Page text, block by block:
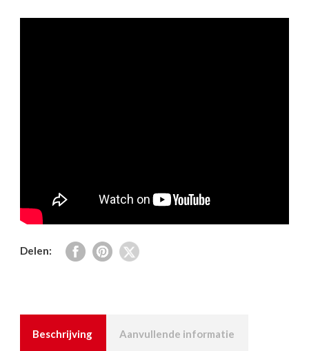
Delen:
Beschrijving Aanvullende informatie